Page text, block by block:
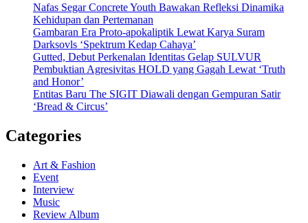
Nafas Segar Concrete Youth Bawakan Refleksi Dinamika
Kehidupan dan Pertemanan
Gambaran Era Proto-apokaliptik Lewat Karya Suram
Darksovls ‘Spektrum Kedap Cahaya’
Gutted, Debut Perkenalan Identitas Gelap SULVUR
Pembuktian Agresivitas HOLD yang Gagah Lewat ‘Truth
and Honor’
Entitas Baru The SIGIT Diawali dengan Gempuran Satir
‘Bread & Circus’
Categories
Art & Fashion
Event
Interview
Music
Review Album